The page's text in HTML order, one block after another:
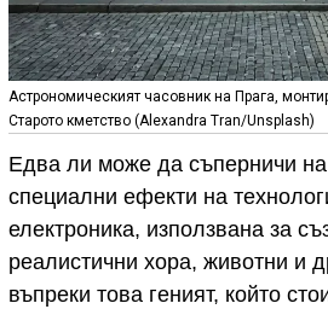
Астрономическият часовник на Прага,
Старото кметство (Alexandra Tran/Unsplash)
Едва ли може да съперничи
специални ефекти на
електроника, използвана за
реалистични хора, животни и
въпреки това геният, който